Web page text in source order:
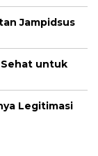
Jampidsus
Sehat untuk
Legitimasi